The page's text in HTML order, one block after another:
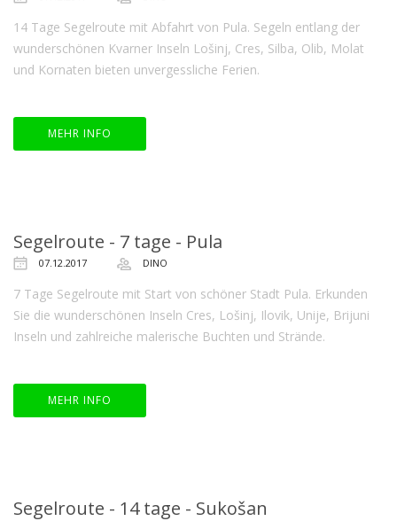
14 Tage Segelroute mit Abfahrt von Pula. Segeln entlang der
wunderschönen Kvarner Inseln Lošinj, Cres, Silba, Olib, Molat
und Kornaten bieten unvergessliche Ferien.
MEHR INFO
Segelroute - 7 tage - Pula
07.12.2017 DINO
7 Tage Segelroute mit Start von schöner Stadt Pula. Erkunden
Sie die wunderschönen Inseln Cres, Lošinj, Ilovik, Unije, Brijuni
Inseln und zahlreiche malerische Buchten und Strände.
MEHR INFO
Segelroute - 14 tage - Sukošan